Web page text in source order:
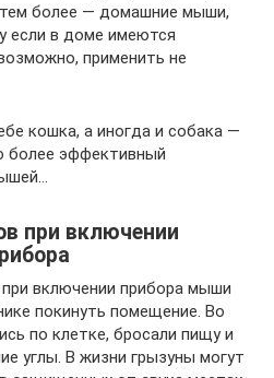
более — домашние мыши,
если в доме имеются
применить не
кошка, а иногда и собака —
более эффективный
при включении
включении прибора мыши
покинуть помещение. Во
по клетке, бросали пищу и
углы. В жизни грызуны могут